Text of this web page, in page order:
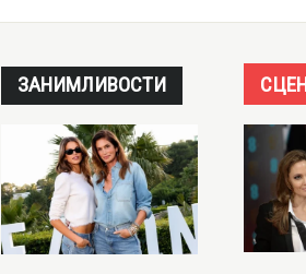
ЗАНИМЛИВОСТИ